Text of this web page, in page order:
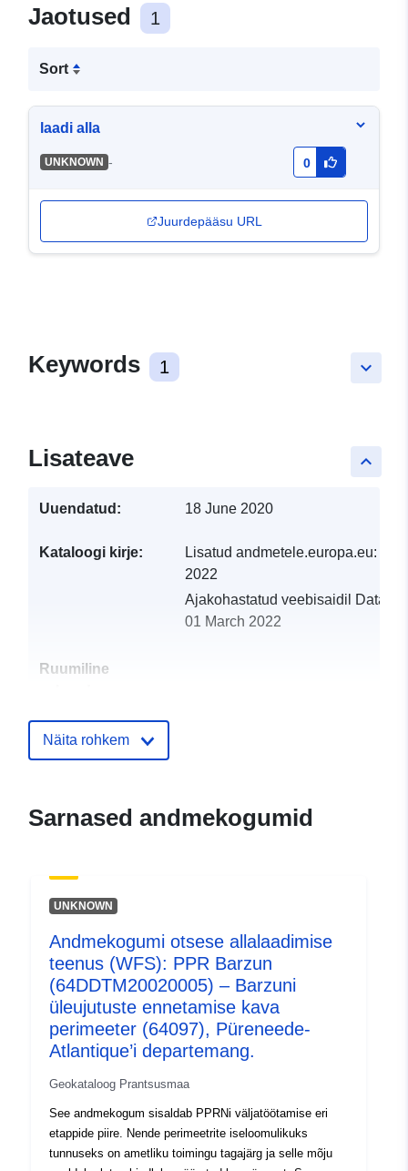
Jaotused 1
Sort
laadi alla
UNKNOWN - 0
Juurdepääsu URL
keyboard_arrow_down
Keywords 1
keyboard_arrow_up
Lisateave
Uuendatud: 18 June 2020
Kataloogi kirje: Lisatud andmetele.europa.eu:
2022
Ajakohastatud veebisaidil
01 March 2022
Ruumiline
Identifikaatorid:
24a4-4d54-9ab2-
4947-a444-905d10f4b300
Tüüp:
Ressurss:
http://inspire.ec.europa.eu/
codelist/ResourceType/services
Näita rohkem
Sarnased andmekogumid
UNKNOWN
Andmekogumi otsese allalaadimise
teenus (WFS): PPR Barzun
(64DDTM20020005) – Barzuni
üleujutuste ennetamise kava
perimeeter (64097), Püreneede-
Atlantique’i departemang.
Geokataloog Prantsusmaa
See andmekogum sisaldab PPRNi väljatöötamise eri
etappide piire. Nende perimeetrite iseloomulikuks
tunnuseks on ametliku toimingu tagajärg ja selle mõju